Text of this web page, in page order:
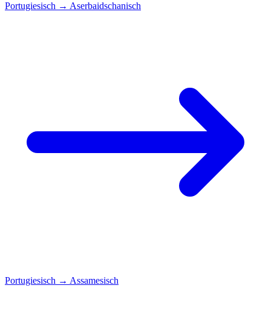
Portugiesisch → Aserbaidschanisch
Portugiesisch → Assamesisch